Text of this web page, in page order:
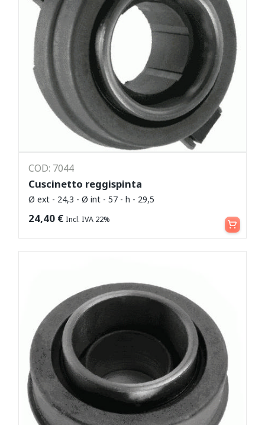
COD: 7044
Cuscinetto reggispinta
Ø ext - 24,3 - Ø int - 57 - h - 29,5
24,40 € Incl. IVA 22% Aggiungi al carrello